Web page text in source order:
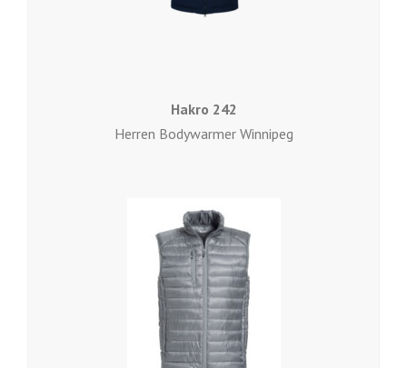
Hakro 242
Herren Bodywarmer Winnipeg